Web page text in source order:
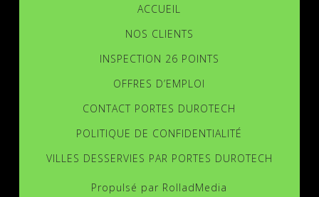
ACCUEIL
NOS CLIENTS
INSPECTION 26 POINTS
OFFRES D’EMPLOI
CONTACT PORTES DUROTECH
POLITIQUE DE CONFIDENTIALITÉ
VILLES DESSERVIES PAR PORTES DUROTECH
Propulsé par RolladMedia